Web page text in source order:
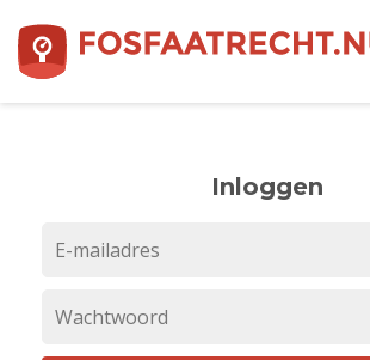
Inloggen